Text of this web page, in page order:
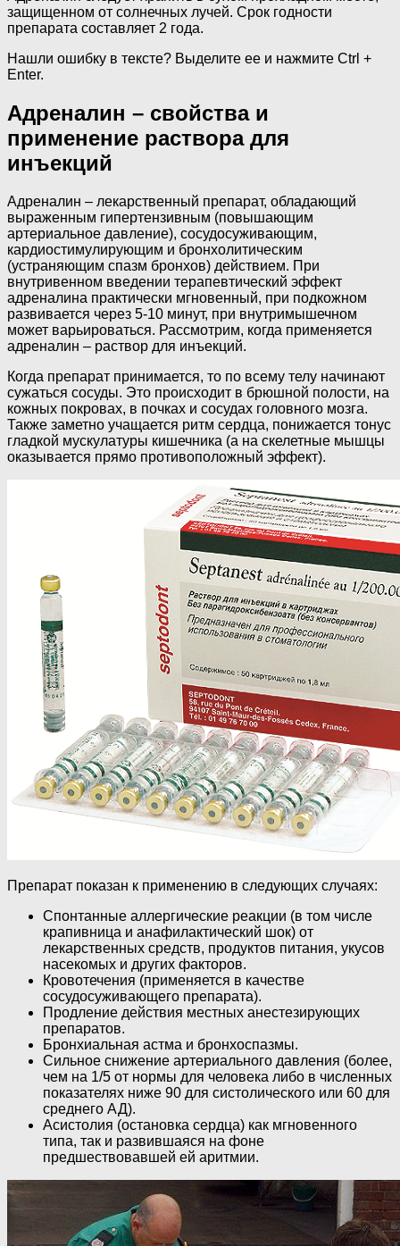
защищенном от солнечных лучей. Срок годности
препарата составляет 2 года.
Нашли ошибку в тексте? Выделите ее и нажмите Ctrl +
Enter.
Адреналин – свойства и
применение раствора для
инъекций
Адреналин – лекарственный препарат, обладающий
выраженным гипертензивным (повышающим
артериальное давление), сосудосуживающим,
кардиостимулирующим и бронхолитическим
(устраняющим спазм бронхов) действием. При
внутривенном введении терапевтический эффект
адреналина практически мгновенный, при подкожном
развивается через 5-10 минут, при внутримышечном
может варьироваться. Рассмотрим, когда применяется
адреналин – раствор для инъекций.
Когда препарат принимается, то по всему телу начинают
сужаться сосуды. Это происходит в брюшной полости, на
кожных покровах, в почках и сосудах головного мозга.
Также заметно учащается ритм сердца, понижается тонус
гладкой мускулатуры кишечника (а на скелетные мышцы
оказывается прямо противоположный эффект).
Препарат показан к применению в следующих случаях:
Спонтанные аллергические реакции (в том числе
крапивница и анафилактический шок) от
лекарственных средств, продуктов питания, укусов
насекомых и других факторов.
Кровотечения (применяется в качестве
сосудосуживающего препарата).
Продление действия местных анестезирующих
препаратов.
Бронхиальная астма и бронхоспазмы.
Сильное снижение артериального давления (более,
чем на 1/5 от нормы для человека либо в численных
показателях ниже 90 для систолического или 60 для
среднего АД).
Асистолия (остановка сердца) как мгновенного
типа, так и развившаяся на фоне
предшествовавшей ей аритмии.